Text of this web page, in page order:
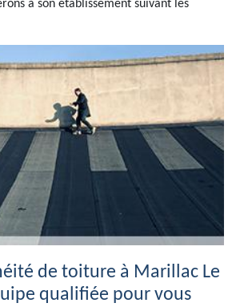
à son établissement suivant les
de toiture à Marillac Le
qualifiée pour vous